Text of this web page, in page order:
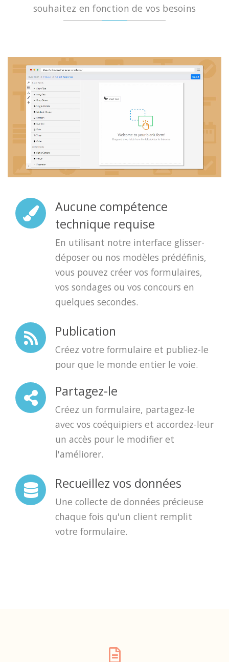
souhaitez en fonction de vos besoins
Aucune compétence
technique requise
En utilisant notre interface glisser-
déposer ou nos modèles prédéfinis,
vous pouvez créer vos formulaires,
vos sondages ou vos concours en
quelques secondes.
Publication
Créez votre formulaire et publiez-le
pour que le monde entier le voie.
Partagez-le
Créez un formulaire, partagez-le
avec vos coéquipiers et accordez-leur
un accès pour le modifier et
l'améliorer.
Recueillez vos données
Une collecte de données précieuse
chaque fois qu'un client remplit
votre formulaire.